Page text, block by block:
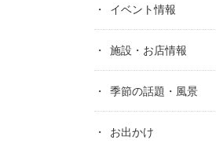
イベント情報
施設・お店情報
季節の話題・風景
お出かけ